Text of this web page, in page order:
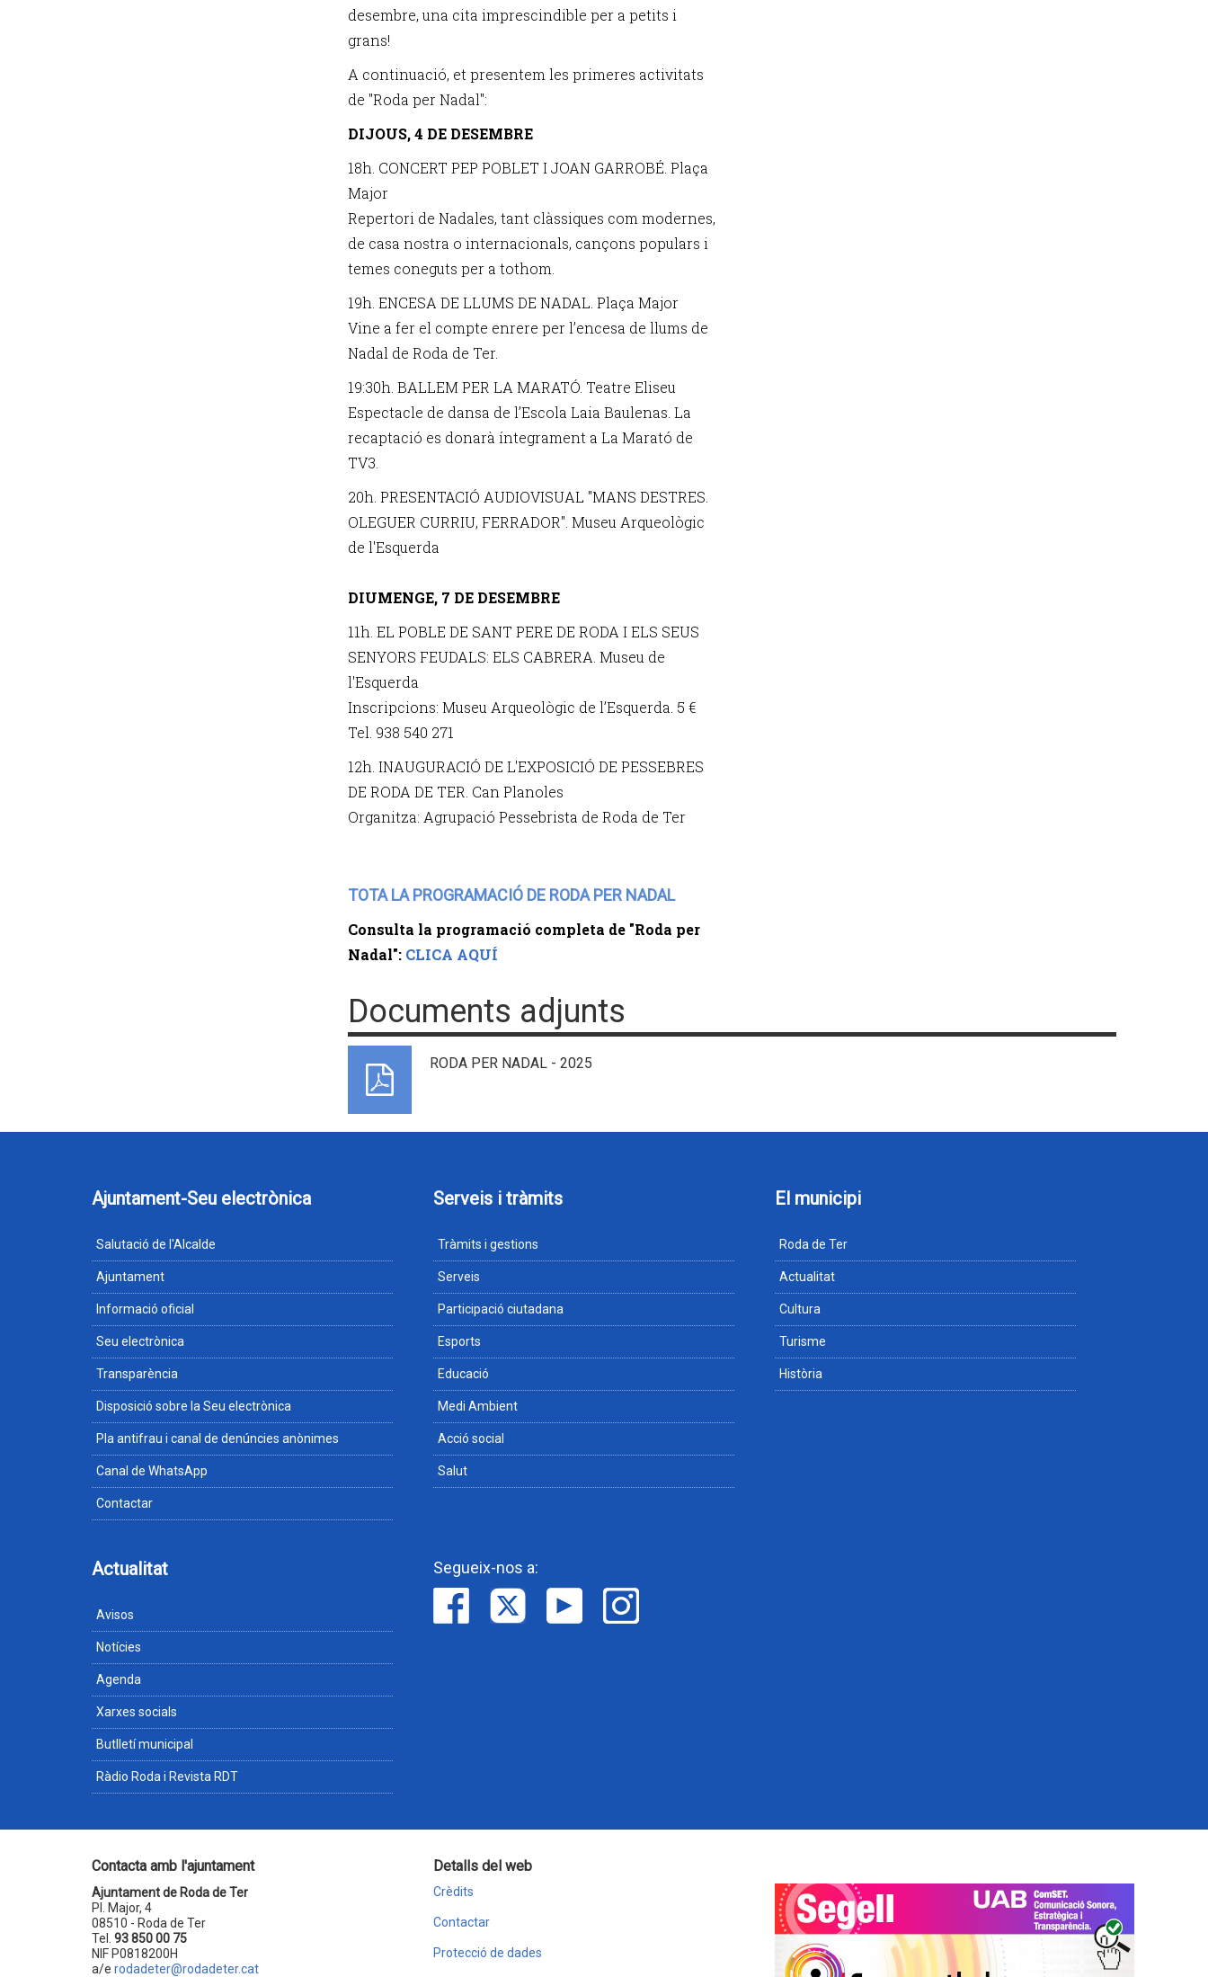
desembre, una cita imprescindible per a petits i
grans!
A continuació, et presentem les primeres activitats
de "Roda per Nadal":
DIJOUS, 4 DE DESEMBRE
18h. CONCERT PEP POBLET I JOAN GARROBÉ. Plaça
Major
Repertori de Nadales, tant clàssiques com modernes,
de casa nostra o internacionals, cançons populars i
temes coneguts per a tothom.
19h. ENCESA DE LLUMS DE NADAL. Plaça Major
Vine a fer el compte enrere per l’encesa de llums de
Nadal de Roda de Ter.
19:30h. BALLEM PER LA MARATÓ. Teatre Eliseu
Espectacle de dansa de l’Escola Laia Baulenas. La
recaptació es donarà íntegrament a La Marató de
TV3.
20h. PRESENTACIÓ AUDIOVISUAL "MANS DESTRES.
OLEGUER CURRIU, FERRADOR". Museu Arqueològic
de l'Esquerda
DIUMENGE, 7 DE DESEMBRE
11h. EL POBLE DE SANT PERE DE RODA I ELS SEUS
SENYORS FEUDALS: ELS CABRERA. Museu de
l'Esquerda
Inscripcions: Museu Arqueològic de l’Esquerda. 5 €
Tel. 938 540 271
12h. INAUGURACIÓ DE L'EXPOSICIÓ DE PESSEBRES
DE RODA DE TER. Can Planoles
Organitza: Agrupació Pessebrista de Roda de Ter
TOTA LA PROGRAMACIÓ DE RODA PER NADAL
Consulta la programació completa de "Roda per
Nadal": CLICA AQUÍ
Documents adjunts
RODA PER NADAL - 2025
Ajuntament-Seu electrònica
Salutació de l'Alcalde
Ajuntament
Informació oficial
Seu electrònica
Transparència
Disposició sobre la Seu electrònica
Pla antifrau i canal de denúncies anònimes
Canal de WhatsApp
Contactar
Serveis i tràmits
Tràmits i gestions
Serveis
Participació ciutadana
Esports
Educació
Medi Ambient
Acció social
Salut
El municipi
Roda de Ter
Actualitat
Cultura
Turisme
Història
Actualitat
Avisos
Notícies
Agenda
Xarxes socials
Butlletí municipal
Ràdio Roda i Revista RDT
Segueix-nos a:
Contacta amb l'ajuntament
Ajuntament de Roda de Ter
Pl. Major, 4
08510 - Roda de Ter
Tel. 93 850 00 75
NIF P0818200H
a/e rodadeter@rodadeter.cat
Detalls del web
Crèdits
Contactar
Protecció de dades